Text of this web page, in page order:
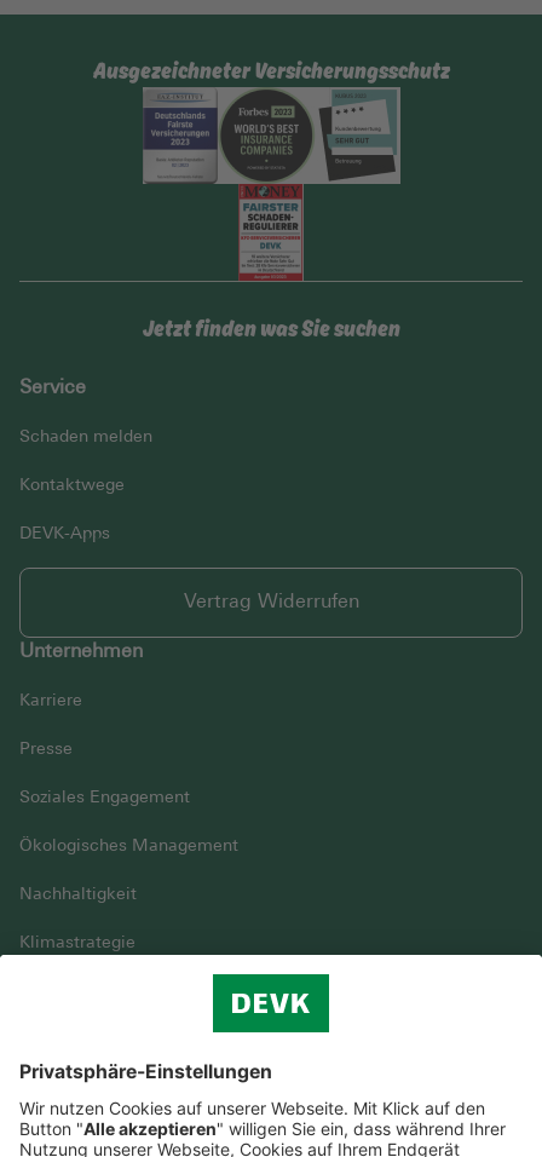
Ausgezeichneter Versicherungsschutz
Jetzt finden was Sie suchen
Service
Schaden melden
Kontaktwege
DEVK-Apps
Vertrag Widerrufen
Unternehmen
Karriere
Presse
Soziales Engagement
Ökologisches Management
Nachhaltigkeit
Klimastrategie
Streitbeilegung
Nutzungshinweise